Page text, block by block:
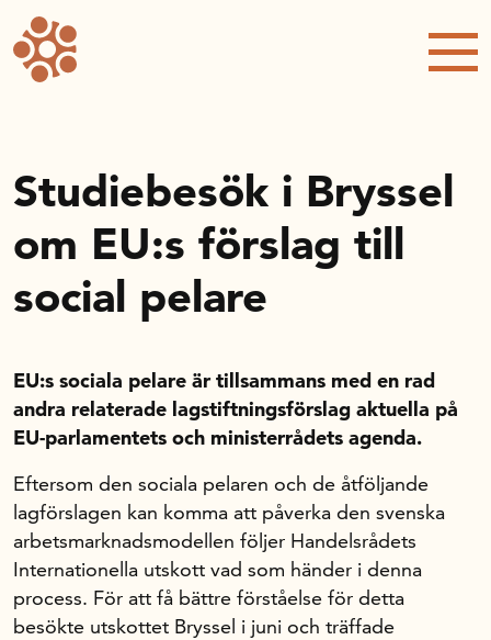
Forskning och utveckling
Kompetens och omställning
Handelns ekonomiska råd
Kalender
Handelsrådet Play
Om oss
Lediga jobb
Kontakta oss
Organisation
Stiftelsen
Vår verksamhet
Press
Studiebesök i Bryssel
om EU:s förslag till
social pelare
EU:s sociala pelare är tillsammans med en rad
andra relaterade lagstiftningsförslag aktuella på
EU-parlamentets och ministerrådets agenda.
Eftersom den sociala pelaren och de åtföljande
lagförslagen kan komma att påverka den svenska
arbetsmarknadsmodellen följer Handelsrådets
Internationella utskott vad som händer i denna
process. För att få bättre förståelse för detta
besökte utskottet Bryssel i juni och träffade